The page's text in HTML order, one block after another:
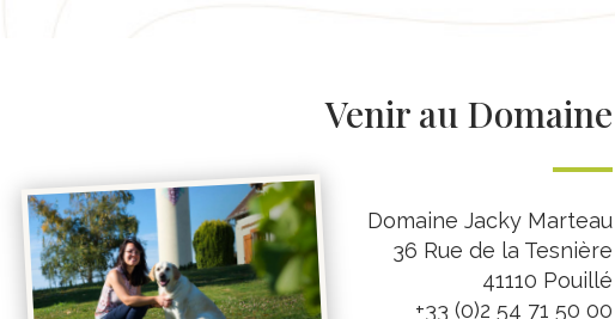
Venir au Domaine
Domaine Jacky Marteau
36 Rue de la Tesnière
41110 Pouillé
+33 (0)2 54 71 50 00